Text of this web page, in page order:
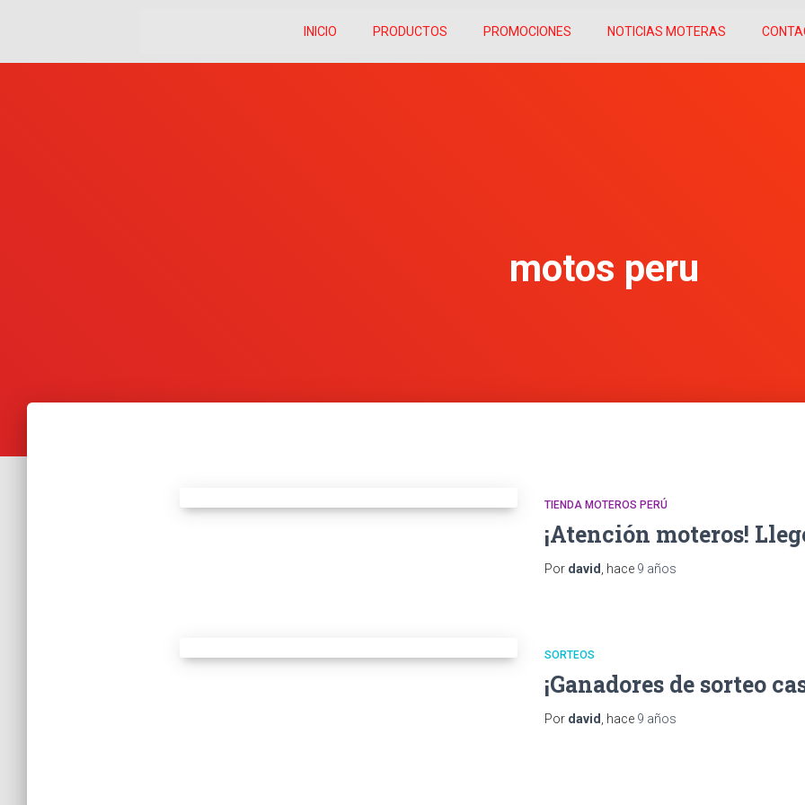
INICIO PRODUCTOS PROMOCIONES NOTICIAS MOTERAS
motos peru
TIENDA MOTEROS PERÚ
¡Atención moteros!
Por david , hace 9 años
SORTEOS
¡Ganadores de sorteo
Por david , hace 9 años